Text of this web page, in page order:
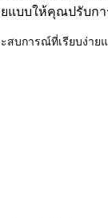
แบบให้คุณปรับก
สบการณ์ที่เรียบง่า